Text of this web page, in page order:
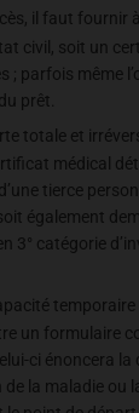
il faut fournir
civil, soit un
; parfois même
prêt.
totale et
médical
tierce
également
3° catégorie
un formulaire
ci énoncera
la maladie ou